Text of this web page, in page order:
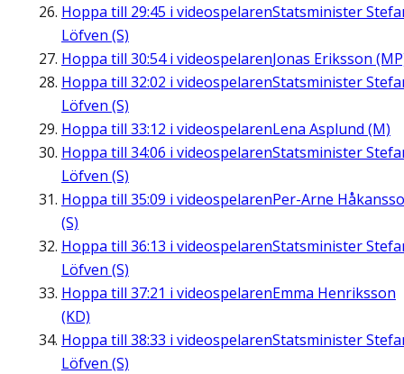
Hoppa till 29:45 i videospelarenStatsminister
Löfven (S)
Hoppa till 30:54i videospelarenJonas Eriksson
Hoppa till 32:02 i videospelarenStatsminister
Löfven (S)
Hoppa till 33:12 i videospelarenLena Asplund (M)
Hoppa till 34:06 i videospelarenStatsminister
Löfven (S)
Hoppa till 35:09 i videospelarenPer-Arne
(S)
Hoppa till 36:13 i videospelarenStatsminister
Löfven (S)
Hoppa till 37:21 i videospelarenEmma Henriksson
(KD)
Hoppa till 38:33 i videospelarenStatsminister
Löfven (S)